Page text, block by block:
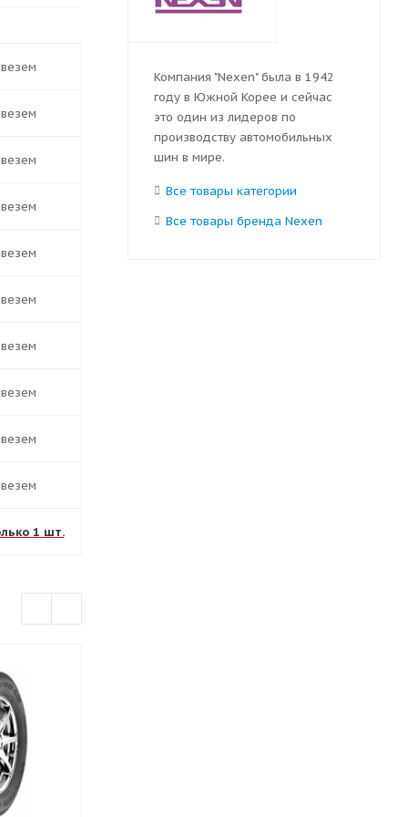
1 шт.
Компания "Nexen" была в 1942
году в Южной Корее и сейчас
это один из лидеров по
производству автомобильных
шин в мире.
Все товары категории
Все товары бренда Nexen